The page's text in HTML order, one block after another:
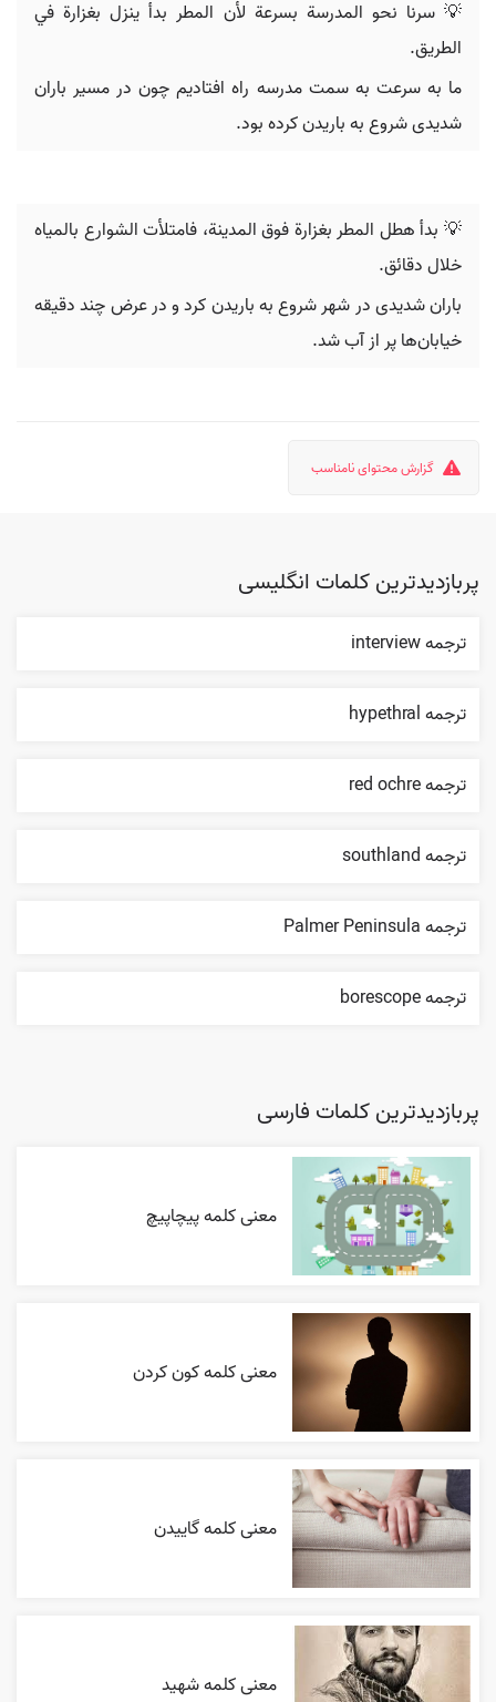
💡 سرنا نحو المدرسة بسرعة لأن المطر بدأ ينزل بغزارة في
الطريق.
ما به سرعت به سمت مدرسه راه افتادیم چون در مسیر باران
شدیدی شروع به باریدن کرده بود.
💡 بدأ هطل المطر بغزارة فوق المدينة، فامتلأت الشوارع بالمياه
خلال دقائق.
باران شدیدی در شهر شروع به باریدن کرد و در عرض چند دقیقه
خیابان‌ها پر از آب شد.
گزارش محتوای نامناسب
پربازدیدترین کلمات انگلیسی
ترجمه interview
ترجمه hypethral
ترجمه red ochre
ترجمه southland
ترجمه Palmer Peninsula
ترجمه borescope
پربازدیدترین کلمات فارسی
معنی کلمه پیچاپیچ
معنی کلمه کون کردن
معنی کلمه گاییدن
معنی کلمه شهید